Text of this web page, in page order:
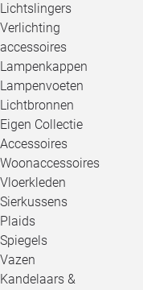
Lichtslingers
Verlichting
accessoires
Lampenkappen
Lampenvoeten
Lichtbronnen
Eigen Collectie
Accessoires
Woonaccessoires
Vloerkleden
Sierkussens
Plaids
Spiegels
Vazen
Kandelaars &